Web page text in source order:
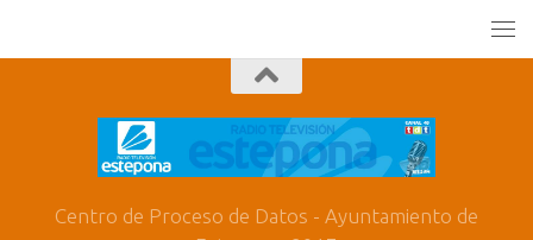
Centro de Proceso de Datos - Ayuntamiento de